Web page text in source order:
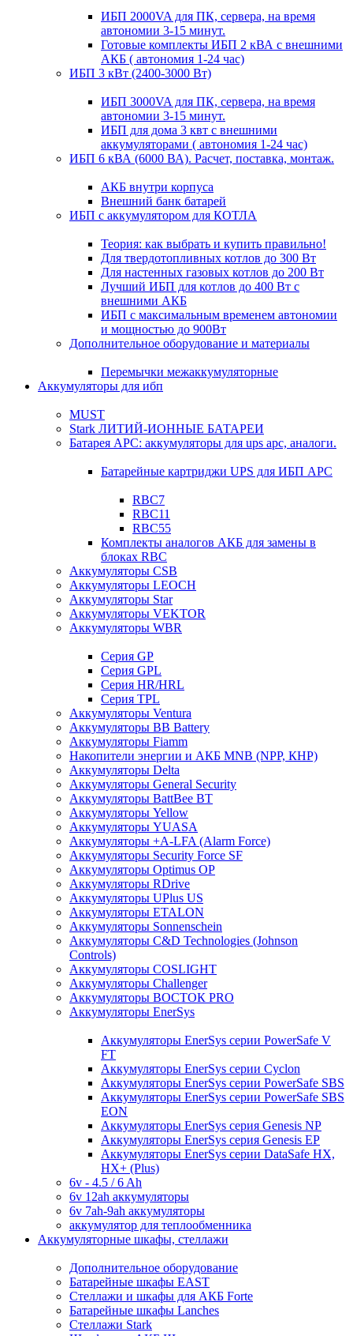
ИБП 2000VA для ПК, сервера, на время
автономии 3-15 минут.
Готовые комплекты ИБП 2 кВА с внешними
АКБ ( автономия 1-24 час)
ИБП 3 кВт (2400-3000 Вт)
ИБП 3000VA для ПК, сервера, на время
автономии 3-15 минут.
ИБП для дома 3 квт с внешними
аккумуляторами ( автономия 1-24 час)
ИБП 6 кВА (6000 ВА). Расчет, поставка, монтаж.
АКБ внутри корпуса
Внешний банк батарей
ИБП с аккумулятором для КОТЛА
Теория: как выбрать и купить правильно!
Для твердотопливных котлов до 300 Вт
Для настенных газовых котлов до 200 Вт
Лучший ИБП для котлов до 400 Вт с
внешними АКБ
ИБП с максимальным временем автономии
и мощностью до 900Вт
Дополнительное оборудование и материалы
Перемычки межаккумуляторные
Аккумуляторы для ибп
MUST
Stark ЛИТИЙ-ИОННЫЕ БАТАРЕИ
Батарея APC: аккумуляторы для ups apc, аналоги.
Батарейные картриджи UPS для ИБП APC
RBC7
RBC11
RBC55
Комплекты аналогов АКБ для замены в
блоках RBC
Аккумуляторы CSB
Аккумуляторы LEOCH
Аккумуляторы Star
Аккумуляторы VEKTOR
Аккумуляторы WBR
Cерия GP
Серия GPL
Серия HR/HRL
Серия TPL
Аккумуляторы Ventura
Аккумуляторы BB Battery
Аккумуляторы Fiamm
Накопители энергии и АКБ MNB (NPP, КНР)
Аккумуляторы Delta
Аккумуляторы General Security
Аккумуляторы BattBee BT
Аккумуляторы Yellow
Аккумуляторы YUASA
Аккумуляторы +A-LFA (Alarm Force)
Аккумуляторы Security Force SF
Аккумуляторы Optimus OP
Аккумуляторы RDrive
Аккумуляторы UPlus US
Аккумуляторы ETALON
Аккумуляторы Sonnenschein
Аккумуляторы С&D Technologies (Johnson
Controls)
Аккумуляторы COSLIGHT
Аккумуляторы Challenger
Аккумуляторы ВОСТОК PRO
Аккумуляторы EnerSys
Аккумуляторы EnerSys серии PowerSafe V
FT
Аккумуляторы EnerSys серии Cyclon
Аккумуляторы EnerSys серии PowerSafe SBS
Аккумуляторы EnerSys серии PowerSafe SBS
EON
Аккумуляторы EnerSys серия Genesis NP
Аккумуляторы EnerSys серия Genesis EP
Аккумуляторы EnerSys серии DataSafe HX,
HX+ (Plus)
6v - 4.5 / 6 Ah
6v 12ah аккумуляторы
6v 7ah-9ah аккумуляторы
аккумулятор для теплообменника
Аккумуляторные шкафы, стеллажи
Дополнительное оборудование
Батарейные шкафы EAST
Стеллажи и шкафы для АКБ Forte
Батарейные шкафы Lanches
Стеллажи Stark